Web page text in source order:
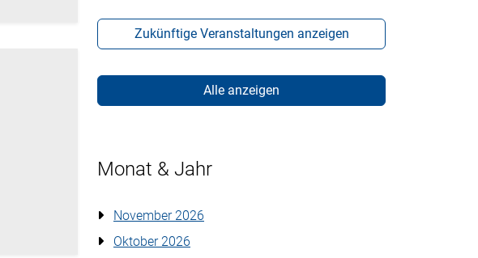
Zukünftige Veranstaltungen anzeigen
Alle anzeigen
Monat & Jahr
November 2026
Oktober 2026